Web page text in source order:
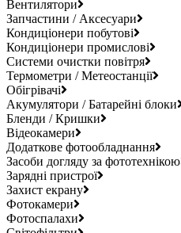
Вентилятори
Запчастини / Аксесуари
Кондиціонери побутові
Кондиціонери промислові
Системи очистки повітря
Термометри / Метеостанції
Обігрівачі
Акумулятори / Батарейні блоки
Бленди / Кришки
Відеокамери
Додаткове фотообладнання
Засоби догляду за фототехнікою
Зарядні пристрої
Захист екрану
Фотокамери
Фотоспалахи